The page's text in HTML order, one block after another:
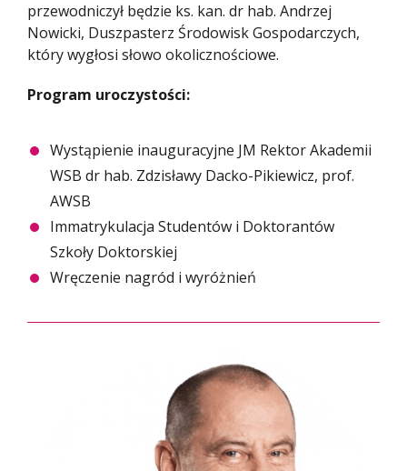
przewodniczył będzie ks. kan. dr hab. Andrzej
Nowicki, Duszpasterz Środowisk Gospodarczych,
który wygłosi słowo okolicznościowe.
Program uroczystości:
Wystąpienie inauguracyjne JM Rektor Akademii
WSB dr hab. Zdzisławy Dacko-Pikiewicz, prof.
AWSB
Immatrykulacja Studentów i Doktorantów
Szkoły Doktorskiej
Wręczenie nagród i wyróżnień